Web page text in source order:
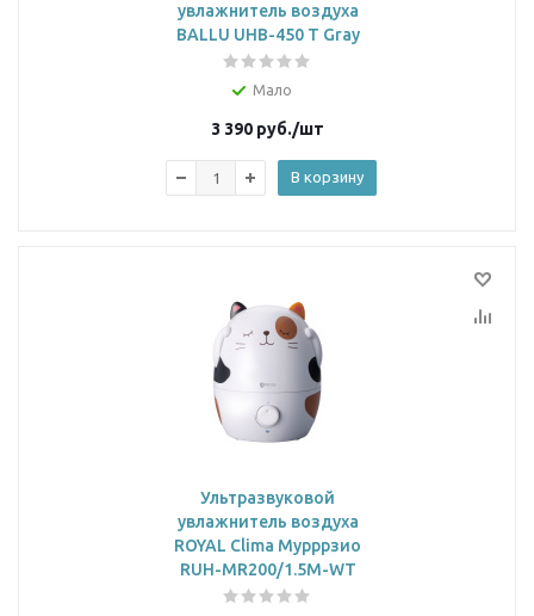
увлажнитель воздуха
BALLU UHB-450 T Gray
Мало
3 390 руб./шт
В корзину
Ультразвуковой
увлажнитель воздуха
ROYAL Clima Мурррзио
RUH-MR200/1.5M-WT